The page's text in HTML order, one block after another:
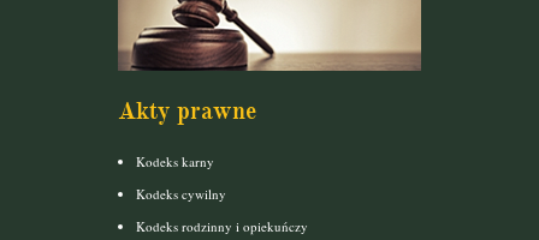
Akty prawne
Kodeks karny
Kodeks cywilny
Kodeks rodzinny i opiekuńczy